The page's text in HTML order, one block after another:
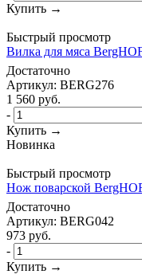
Купить →
Быстрый просмотр
Вилка для мяса
Достаточно
Артикул: BERG276
1 560 руб.
-
Купить →
Новинка
Быстрый просмотр
Нож поварской
Достаточно
Артикул: BERG042
973 руб.
-
Купить →